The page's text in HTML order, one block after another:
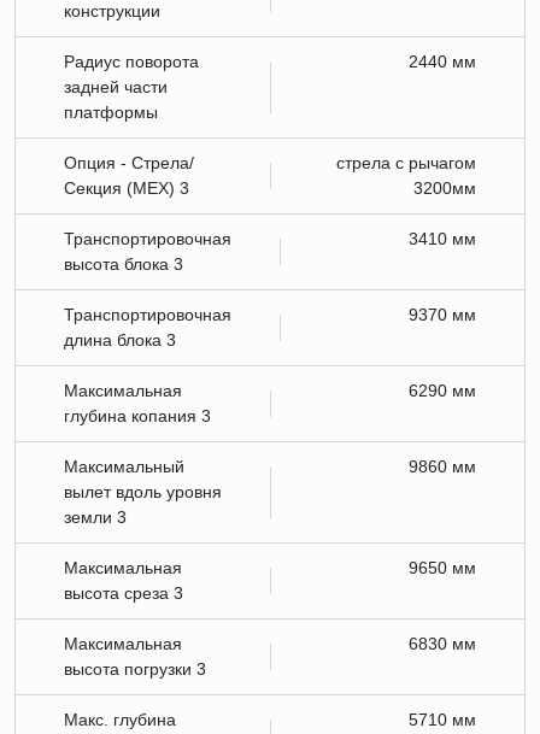
конструкции
Радиус поворота
задней части
платформы
2440 мм
Опция - Стрела/
Секция (МЕХ) 3
стрела с рычагом
3200мм
Транспортировочная
высота блока 3
3410 мм
Транспортировочная
длина блока 3
9370 мм
Максимальная
глубина копания 3
6290 мм
Максимальный
вылет вдоль уровня
земли 3
9860 мм
Максимальная
высота среза 3
9650 мм
Максимальная
высота погрузки 3
6830 мм
Макс. глубина
5710 мм